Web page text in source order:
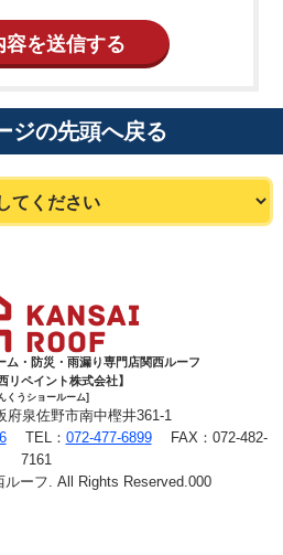
ジの先頭へ戻る
ム・防災・雨漏り専門店関西ルーフ
リペイント株式会社】
くうショールーム]
府泉佐野市南中樫井361-1
TEL： 072-477-6899FAX：072-482-
7161
ーフ. All Rights Reserved.000